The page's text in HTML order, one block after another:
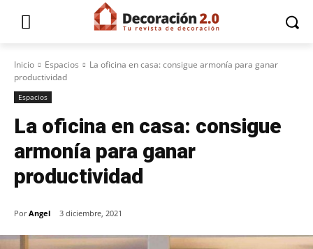
Inicio Espacios
La oficina en casa: consigue armonía para ganar
productividad
Espacios
La oficina en casa: consigue
armonía para ganar
productividad
Por Angel 3 diciembre, 2021